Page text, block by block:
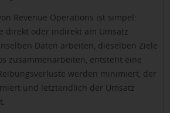
Revenue Operations ist simpel:
direkt oder indirekt am Umsatz
Daten arbeiten, dieselben Ziele
zusammenarbeiten, entsteht eine
werden minimiert, der
und letztendlich der Umsatz